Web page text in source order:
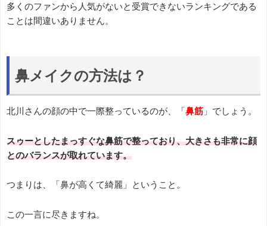
多くのファンから人気がないと受賞できないランキングである
ことは間違いありません。
鼻メイクの方法は？
北川さんの顔の中で一際整っているのが、「 鼻筋 」でしょう。
スゥーとしたまっすぐな鼻筋で整っており、大きさも非常に顔
とのバランスが取れています。
つまりは、「鼻が高くて綺麗」ということ。
この一言に尽きますね。